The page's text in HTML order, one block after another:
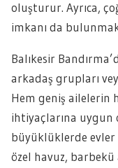
oluşturur. Ayrıca,
imkanı da
Balıkesir
arkadaş grupları
Hem geniş ailelerin
ihtiyaçlarına uygun
büyüklüklerde evler
özel havuz, barbekü